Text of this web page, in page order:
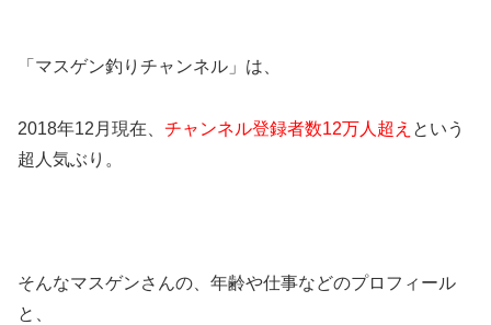
「マスゲン釣りチャンネル」は、
2018年12月現在、 チャンネル登録者数12万人超え という
超人気ぶり。
そんなマスゲンさんの、年齢や仕事などのプロフィール
と、